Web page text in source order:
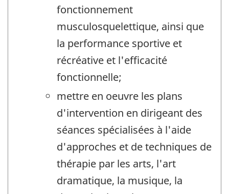
fonctionnement
musculosquelettique, ainsi que
la performance sportive et
récréative et l'efficacité
fonctionnelle;
mettre en oeuvre les plans
d'intervention en dirigeant des
séances spécialisées à l'aide
d'approches et de techniques de
thérapie par les arts, l'art
dramatique, la musique, la